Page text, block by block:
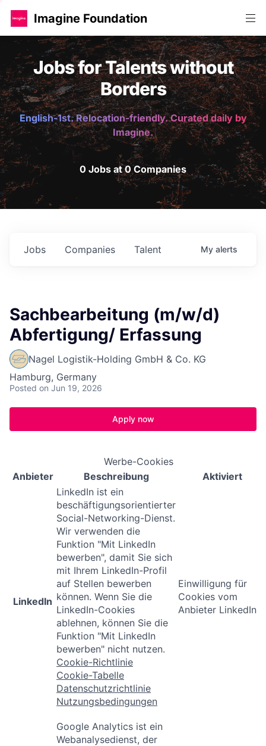
Imagine Foundation
Jobs for Talents without
Borders
English-1st. Relocation-friendly. Curated daily by
Imagine.
0 Jobs at 0 Companies
Jobs Companies Talent My alerts
Sachbearbeitung (m/w/d)
Abfertigung/ Erfassung
Nagel Logistik-Holding GmbH & Co. KG
Hamburg, Germany
Posted on Jun 19, 2026
Apply now
Werbe-Cookies
Anbieter
Beschreibung Aktiviert
LinkedIn
LinkedIn ist ein
beschäftigungsorientierter
Social-Networking-Dienst.
Wir verwenden die
Funktion "Mit LinkedIn
bewerben", damit Sie sich
mit Ihrem LinkedIn-Profil
auf Stellen bewerben
können. Wenn Sie die
LinkedIn-Cookies
ablehnen, können Sie die
Funktion "Mit LinkedIn
bewerben" nicht nutzen.
Cookie-Richtlinie
Cookie-Tabelle
Datenschutzrichtlinie
Nutzungsbedingungen
Einwilligung für
Cookies vom
Anbieter LinkedIn
Google Analytics ist ein
Webanalysedienst, der